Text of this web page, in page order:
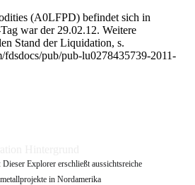
(A0LFPD) befindet sich in
war der 29.02.12. Weitere
Stand der Liquidation, s.
pub/pub-lu0278435739-2011-
Explorer erschließt aussichtsreiche
in Nordamerika